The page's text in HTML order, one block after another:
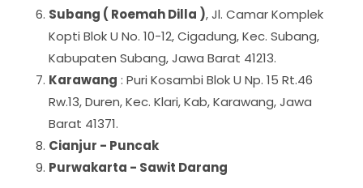
Subang ( Roemah Dilla ), Jl. Camar Komplek
Kopti Blok U No. 10-12, Cigadung, Kec. Subang,
Kabupaten Subang, Jawa Barat 41213.
Karawang : Puri Kosambi Blok U Np. 15 Rt.46
Rw.13, Duren, Kec. Klari, Kab, Karawang, Jawa
Barat 41371.
Cianjur - Puncak
Purwakarta - Sawit Darang